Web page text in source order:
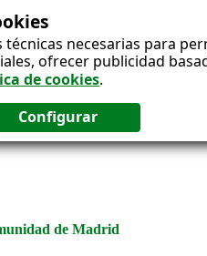
técnicas necesarias para
ofrecer publicidad
de cookies.
de Madrid